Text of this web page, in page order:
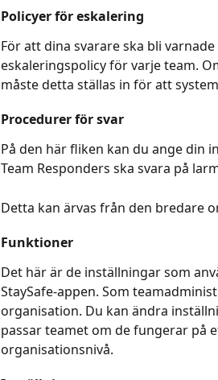
Policyer för eskalering
För att dina svarare ska bli
eskaleringspolicy för varje team.
måste detta ställas in för att
Procedurer för svar
På den här fliken kan du ange din
Team Responders ska svara på
Detta kan ärvas från den bredare
Funktioner
Det här är de inställningar som
StaySafe-appen. Som
organisation. Du kan ändra
passar teamet om de fungerar på
organisationsnivå.